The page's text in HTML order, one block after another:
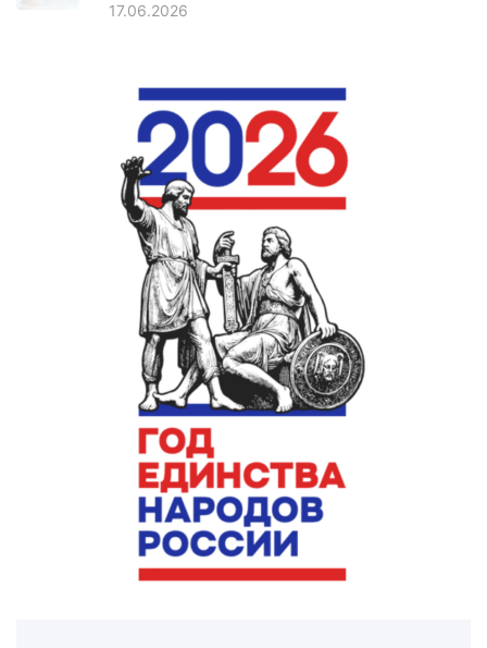
17.06.2026